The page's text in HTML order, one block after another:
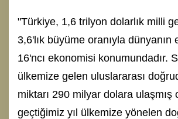
"Türkiye, 1,6 trilyon dolarlık milli
3,6'lık büyüme oranıyla dünyanın
16'ncı ekonomisi konumundadır.
ülkemize gelen uluslararası
miktarı 290 milyar dolara ulaşmış
geçtiğimiz yıl ülkemize yönelen